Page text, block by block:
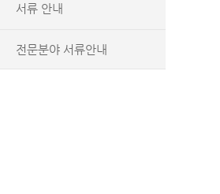
서류 안내
전문분야 서류안내